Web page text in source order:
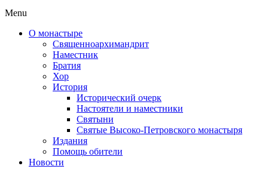
Menu
О монастыре
Священноархимандрит
Наместник
Братия
Хор
История
Исторический очерк
Настоятели и наместники
Святыни
Святые Высоко-Петровского монастыря
Издания
Помощь обители
Новости